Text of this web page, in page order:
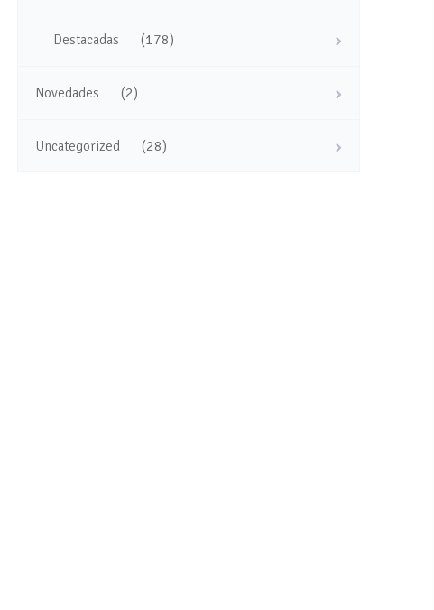
Destacadas (178)
Novedades (2)
Uncategorized (28)